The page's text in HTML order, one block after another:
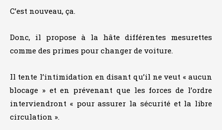
C’est nouveau, ça.
Donc, il propose à la hâte différentes mesurettes
comme des primes pour changer de voiture.
Il tente l’intimidation en disant qu’il ne veut « aucun
blocage » et en prévenant que les forces de l’ordre
interviendront « pour assurer la sécurité et la libre
circulation ».